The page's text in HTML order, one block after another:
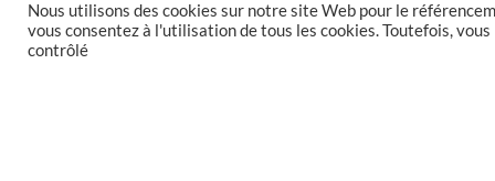
Nous utilisons des cookies sur notre site Web pour le
vous consentez à l'utilisation de tous les cookies. Toutefois,
contrôlé